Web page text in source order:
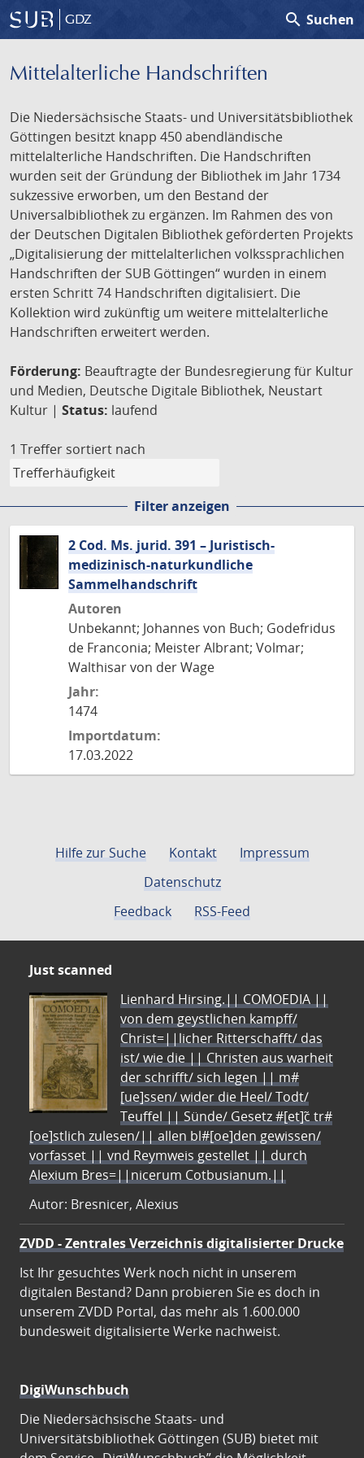
GDZ search Suchen
Mittelalterliche Handschriften
Die Niedersächsische Staats- und Universitätsbibliothek
Göttingen besitzt knapp 450 abendländische
mittelalterliche Handschriften. Die Handschriften
wurden seit der Gründung der Bibliothek im Jahr 1734
sukzessive erworben, um den Bestand der
Universalbibliothek zu ergänzen. Im Rahmen des von
der Deutschen Digitalen Bibliothek geförderten Projekts
„Digitalisierung der mittelalterlichen volkssprachlichen
Handschriften der SUB Göttingen“ wurden in einem
ersten Schritt 74 Handschriften digitalisiert. Die
Kollektion wird zukünftig um weitere mittelalterliche
Handschriften erweitert werden.
Förderung: Beauftragte der Bundesregierung für Kultur
und Medien, Deutsche Digitale Bibliothek, Neustart
Kultur | Status: laufend
1 Treffer sortiert nach
Filter anzeigen
2 Cod. Ms. jurid. 391 – Juristisch-
medizinisch-naturkundliche
Sammelhandschrift
Autoren
Unbekannt; Johannes von Buch; Godefridus
de Franconia; Meister Albrant; Volmar;
Walthisar von der Wage
Jahr:
1474
Importdatum:
17.03.2022
Hilfe zur Suche Kontakt
Impressum
Datenschutz
Feedback
RSS-Feed
Just scanned
Lienhard Hirsing.|| COMOEDIA ||
von dem geystlichen kampff/
Christ=||licher Ritterschafft/ das
ist/ wie die || Christen aus warheit
der schrifft/ sich legen || m#
[ue]ssen/ wider die Heel/ Todt/
Teuffel || Sünde/ Gesetz #[et]c̃ tr#
[oe]stlich zulesen/|| allen bl#[oe]den gewissen/
vorfasset || vnd Reymweis gestellet || durch
Alexium Bres=||nicerum Cotbusianum.||
Autor: Bresnicer, Alexius
ZVDD - Zentrales Verzeichnis digitalisierter Drucke
Ist Ihr gesuchtes Werk noch nicht in unserem
digitalen Bestand? Dann probieren Sie es doch in
unserem ZVDD Portal, das mehr als 1.600.000
bundesweit digitalisierte Werke nachweist.
DigiWunschbuch
Die Niedersächsische Staats- und
Universitätsbibliothek Göttingen (SUB) bietet mit